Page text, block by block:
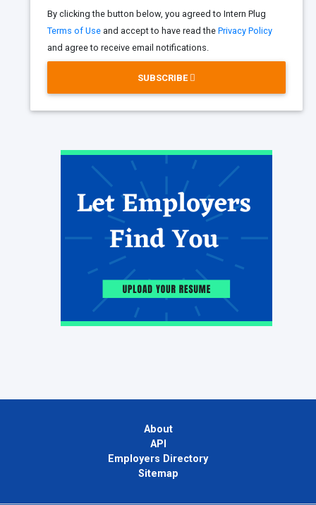
By clicking the button below, you agreed to Intern Plug
Terms of Use and accept to have read the Privacy Policy
and agree to receive email notifications.
SUBSCRIBE
About
API
Employers Directory
Sitemap